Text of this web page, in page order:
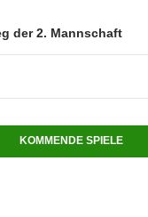
der 2. Mannschaft
KOMMENDE SPIELE